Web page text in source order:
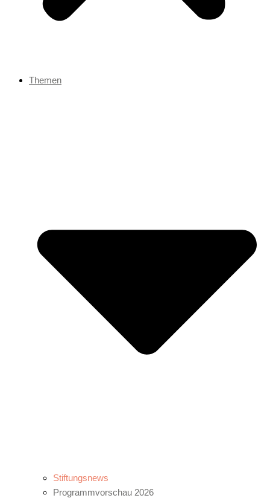
Themen
Stiftungsnews
Programmvorschau 2026